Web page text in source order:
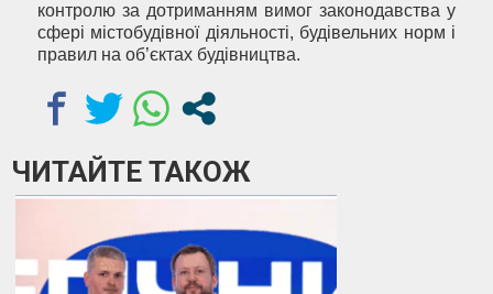
контролю за дотриманням вимог законодавства у
сфері містобудівної діяльності, будівельних норм і
правил на об’єктах будівництва.
ЧИТАЙТЕ ТАКОЖ